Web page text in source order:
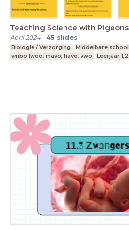
Teaching Science with Pigeons
April 2024- 45 slides
Biologie / Verzorging
Middelbare school
vmbo lwoo, mavo, havo, vwo
Leerjaar 1,2